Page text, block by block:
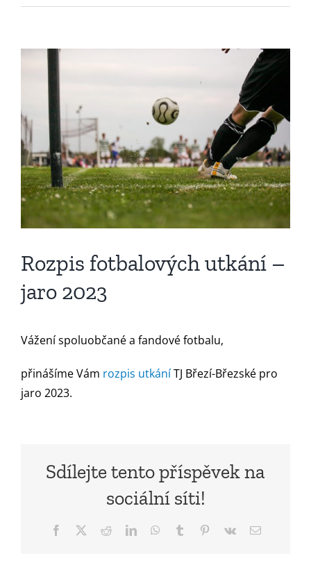
Zobrazit
obrázek
Rozpis fotbalových utkání –
jaro 2023
Vážení spoluobčané a fandové fotbalu,
přinášíme Vám rozpis utkáníTJ Březí-Březské pro
jaro 2023.
Sdílejte tento příspěvek na
sociální síti!
Facebook RedditLinkedInWhatsApp
Tumblr Pinterest
Vk
E-